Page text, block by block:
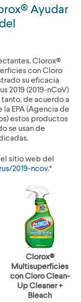
Ayudar
Clorox®
con Cloro
su eficacia
2019 (2019-nCoV)
de acuerdo a
EPA (Agencia de
estos productos
se usan de
sitio web del
2019-ncov.*
Clorox®
Multisuperficies
con Cloro Clean-
Up Cleaner +
Bleach